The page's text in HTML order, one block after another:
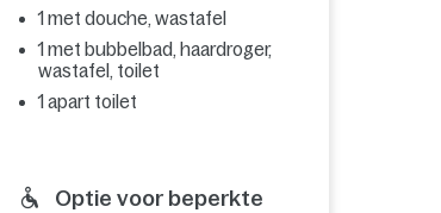
1 met douche, wastafel
1 met bubbelbad, haardroger,
wastafel, toilet
1 apart toilet
Optie voor beperkte